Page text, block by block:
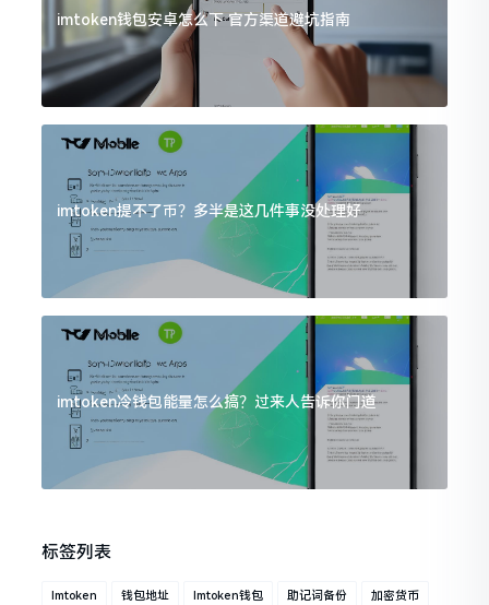
imtoken钱包安卓怎么下 官方渠道避坑指南
imtoken提不了币？多半是这几件事没处理好
imtoken冷钱包能量怎么搞？过来人告诉你门道
标签列表
Imtoken 钱包地址 Imtoken钱包 助记词备份 加密货币